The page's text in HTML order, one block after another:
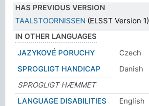
HAS PREVIOUS VERSION
TAALSTOORNISSEN (ELSST Version 1)
IN OTHER LANGUAGES
JAZYKOVÉ PORUCHY
Czech
SPROGLIGT HANDICAP
Danish
SPROGLIGT HÆMMET
LANGUAGE DISABILITIES
English